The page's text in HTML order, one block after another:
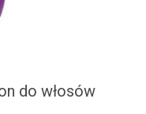
do włosów